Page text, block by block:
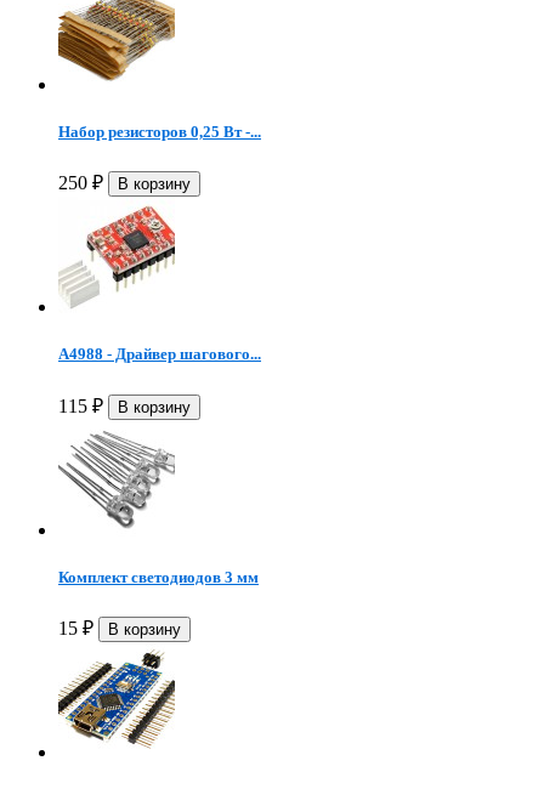
Набор резисторов 0,25 Вт -...
250 ₽
A4988 - Драйвер шагового...
115 ₽
Комплект светодиодов 3 мм
15 ₽